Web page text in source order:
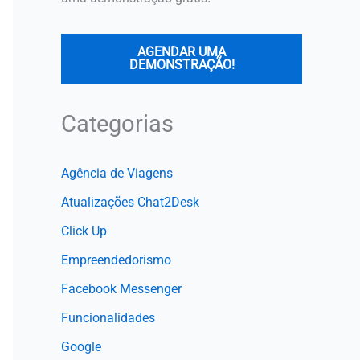
AGENDAR UMA
DEMONSTRAÇÃO!
Categorias
Agência de Viagens
Atualizações Chat2Desk
Click Up
Empreendedorismo
Facebook Messenger
Funcionalidades
Google